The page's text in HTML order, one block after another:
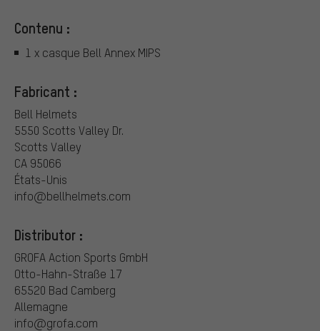
Contenu :
1 x casque Bell Annex MIPS
Fabricant :
Bell Helmets
5550 Scotts Valley Dr.
Scotts Valley
CA 95066
États-Unis
info@bellhelmets.com
Distributor :
GROFA Action Sports GmbH
Otto-Hahn-Straße 17
65520 Bad Camberg
Allemagne
info@grofa.com